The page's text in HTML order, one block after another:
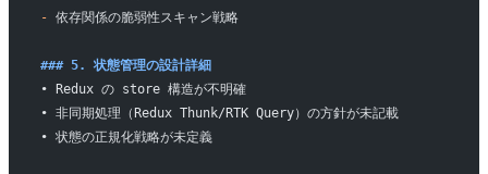
- 依存関係の脆弱性スキャン戦略
### 5. 状態管理の設計詳細
• Redux の store 構造が不明確
• 非同期処理（Redux Thunk/RTK Query）の方針が未記載
• 状態の正規化戦略が未定義